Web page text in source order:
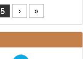
5 › »